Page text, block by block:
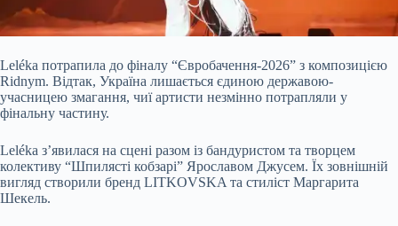
Leléka потрапила до фіналу “Євробачення-2026” з композицією
Ridnym. Відтак, Україна лишається єдиною державою-
учасницею змагання, чиї артисти незмінно потрапляли у
фінальну частину.
Leléka з’явилася на сцені разом із бандуристом та творцем
колективу “Шпилясті кобзарі” Ярославом Джусем. Їх зовнішній
вигляд створили бренд LITKOVSKA та стиліст Маргарита
Шекель.